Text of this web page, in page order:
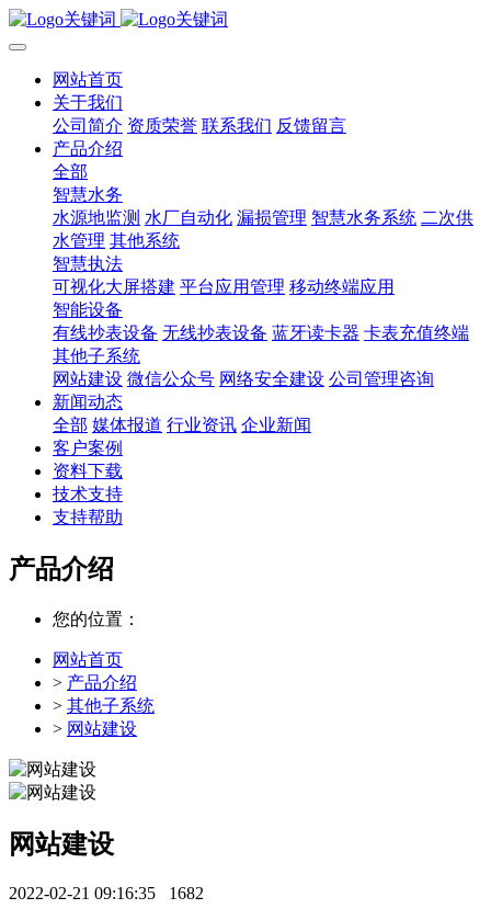
网站首页
关于我们
公司简介 资质荣誉 联系我们 反馈留言
产品介绍
全部
智慧水务
水源地监测 水厂自动化 漏损管理 智慧水务系统 二次供
水管理 其他系统
智慧执法
可视化大屏搭建 平台应用管理 移动终端应用
智能设备
有线抄表设备 无线抄表设备 蓝牙读卡器 卡表充值终端
其他子系统
网站建设 微信公众号 网络安全建设 公司管理咨询
新闻动态
全部 媒体报道 行业资讯 企业新闻
客户案例
资料下载
技术支持
支持帮助
产品介绍
您的位置：
网站首页
> 产品介绍
> 其他子系统
> 网站建设
网站建设
2022-02-21 09:16:35 1682